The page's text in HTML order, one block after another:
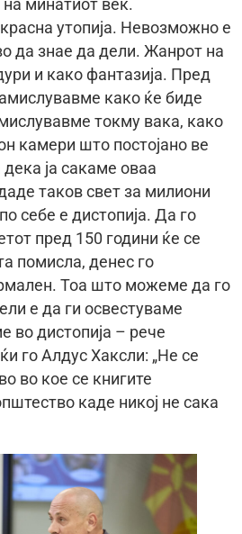
минатиот век.
утопија. Невозможно е
да знае да дели. Жанрот на
и како фантазија. Пред
како ќе биде
токму вака, како
камери што постојано ве
ја сакаме оваа
таков свет за милиони
себе е дистопија. Да го
пред 150 години ќе се
помисла, денес го
Тоа што можеме да го
е да ги освестуваме
во дистопија – рече
го Алдус Хаксли: „Не се
во кое се книгите
каде никој не сака